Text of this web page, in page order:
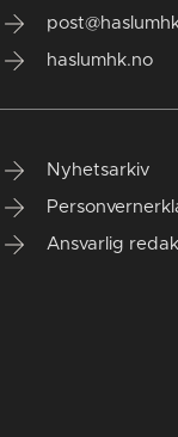
haslumhk.no
Nyhetsarkiv
Ansvarlig